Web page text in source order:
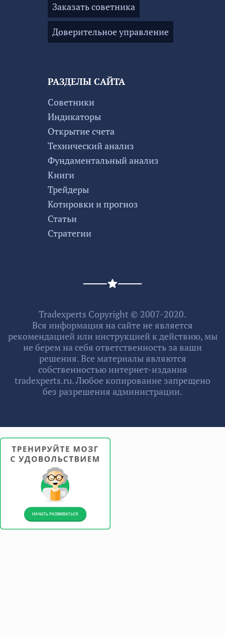
РАЗДЕЛЫ САЙТА
Советники
Индикаторы
Открытие счета
Технический анализ
Фундаментальный анализ
Книги
Трейдеры
Котировки и прогноз
Статьи
Стратегии
Заказать советника
Доверительное управление
Tradexperts Copyright © 2007-2020.
Вся информация на сайте не является
рекомендацией или инструкцией к действию, мы
не берем на себя ответственность за ваши
решения. Все материалы являются
собственностью интернет-издания
tradexperts.ru. Любое копирование запрещено
без разрешения администрации.